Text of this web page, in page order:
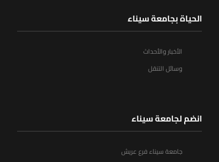
الحياة بجامعة سيناء
الأخبار والأحداث
وسائل التنقل
انضم لجامعة سيناء
جامعة سيناء فرع عريش